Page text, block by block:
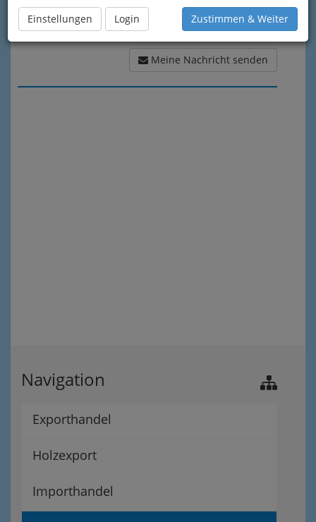
Einstellungen Login Zustimmen & Weiter
Meine Nachricht senden
Navigation
Exporthandel
Holzexport
Importhandel